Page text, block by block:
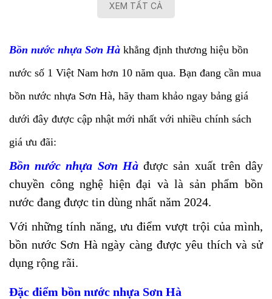
XEM TẤT CẢ
Bồn nước nhựa Sơn Hà khẳng định thương hiệu bồn
nước số 1 Việt Nam hơn 10 năm qua. Bạn đang cần mua
bồn nước nhựa Sơn Hà, hãy tham khảo ngay bảng giá
dưới đây được cập nhật mới nhất với nhiều chính sách
giá ưu đãi:
Bồn nước nhựa Sơn Hàđược sản xuất trên dây
chuyền công nghệ hiện đại và là sản phẩm bồn
nước đang được tin dùng nhất năm 2024.
Với những tính năng, ưu điểm vượt trội của mình,
bồn nước Sơn Hà ngày càng được yêu thích và sử
dụng rộng rãi.
Đặc điểm bồn nước nhựa Sơn Hà